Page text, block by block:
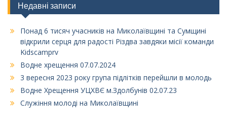
Недавні записи
Понад 6 тисяч учасників на Миколаївщині та Сумщині
відкрили серця для радості Різдва завдяки місії команди
Kidscamprv
Водне хрещення 07.07.2024
3 вересня 2023 року група підлітків перейшли в молодь
Водне Хрещення УЦХВЄ м.Здолбунів 02.07.23
Служіння молоді на Миколаївщині